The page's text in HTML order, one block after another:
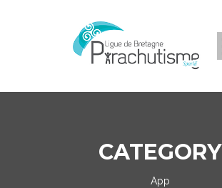
CATEGORY
App